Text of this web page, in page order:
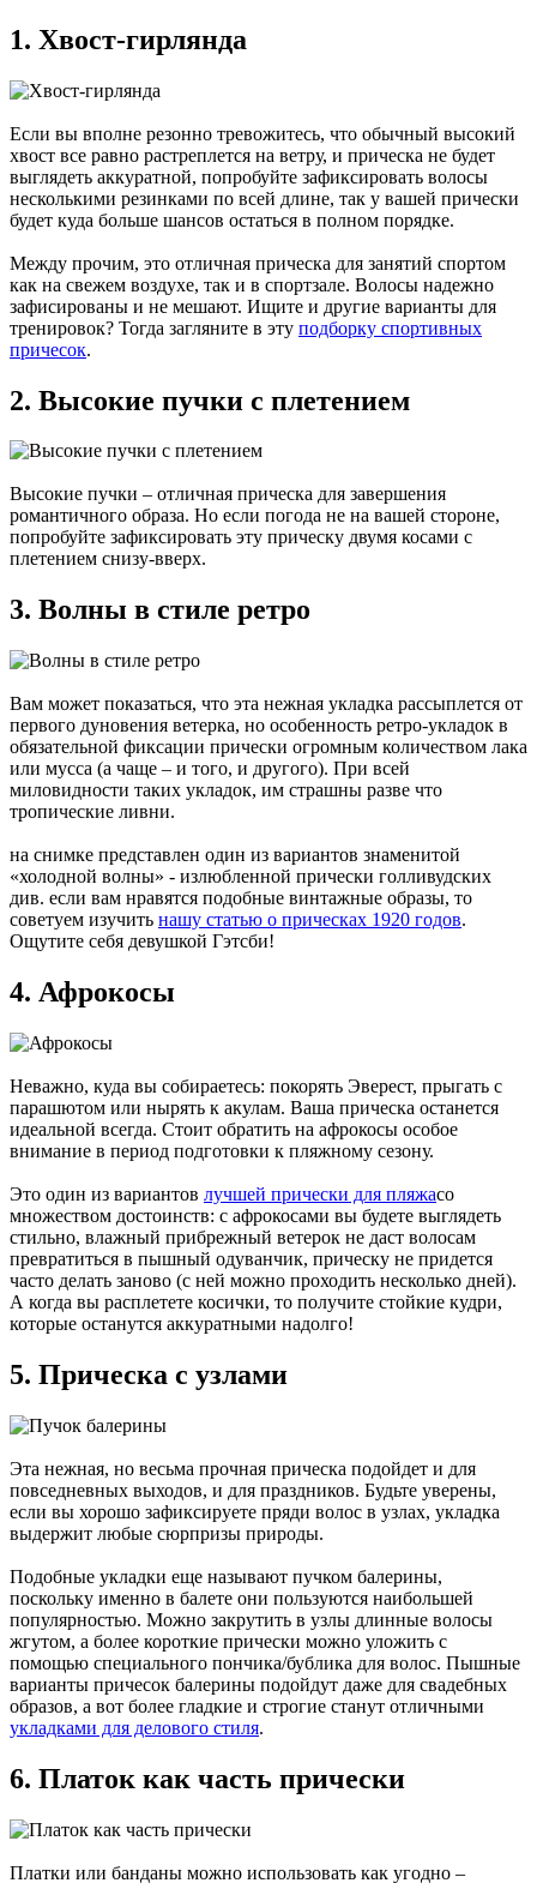
1. Хвост-гирлянда
Если вы вполне резонно тревожитесь, что обычный высокий
хвост все равно растреплется на ветру, и прическа не будет
выглядеть аккуратной, попробуйте зафиксировать волосы
несколькими резинками по всей длине, так у вашей прически
будет куда больше шансов остаться в полном порядке.
Между прочим, это отличная прическа для занятий спортом
как на свежем воздухе, так и в спортзале. Волосы надежно
зафисированы и не мешают. Ищите и другие варианты для
тренировок? Тогда загляните в эту подборку спортивных
причесок.
2. Высокие пучки с плетением
Высокие пучки – отличная прическа для завершения
романтичного образа. Но если погода не на вашей стороне,
попробуйте зафиксировать эту прическу двумя косами с
плетением снизу-вверх.
3. Волны в стиле ретро
Вам может показаться, что эта нежная укладка рассыплется от
первого дуновения ветерка, но особенность ретро-укладок в
обязательной фиксации прически огромным количеством лака
или мусса (а чаще – и того, и другого). При всей
миловидности таких укладок, им страшны разве что
тропические ливни.
на снимке представлен один из вариантов знаменитой
«холодной волны» - излюбленной прически голливудских
див. если вам нравятся подобные винтажные образы, то
советуем изучить нашу статью о прическах 1920 годов.
Ощутите себя девушкой Гэтсби!
4. Афрокосы
Неважно, куда вы собираетесь: покорять Эверест, прыгать с
парашютом или нырять к акулам. Ваша прическа останется
идеальной всегда. Стоит обратить на афрокосы особое
внимание в период подготовки к пляжному сезону.
Это один из вариантов лучшей прически для пляжасо
множеством достоинств: с афрокосами вы будете выглядеть
стильно, влажный прибрежный ветерок не даст волосам
превратиться в пышный одуванчик, прическу не придется
часто делать заново (с ней можно проходить несколько дней).
А когда вы расплетете косички, то получите стойкие кудри,
которые останутся аккуратными надолго!
5. Прическа с узлами
Эта нежная, но весьма прочная прическа подойдет и для
повседневных выходов, и для праздников. Будьте уверены,
если вы хорошо зафиксируете пряди волос в узлах, укладка
выдержит любые сюрпризы природы.
Подобные укладки еще называют пучком балерины,
поскольку именно в балете они пользуются наибольшей
популярностью. Можно закрутить в узлы длинные волосы
жгутом, а более короткие прически можно уложить с
помощью специального пончика/бублика для волос. Пышные
варианты причесок балерины подойдут даже для свадебных
образов, а вот более гладкие и строгие станут отличными
укладками для делового стиля.
6. Платок как часть прически
Платки или банданы можно использовать как угодно –